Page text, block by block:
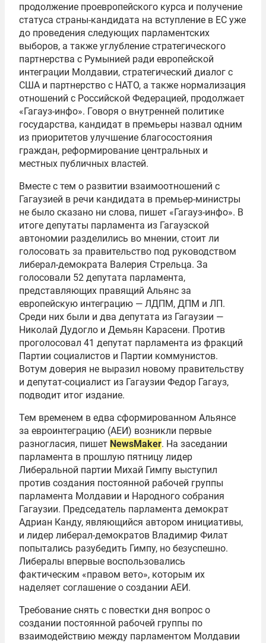
продолжение проевропейского курса и получение
статуса страны-кандидата на вступление в ЕС уже
до проведения следующих парламентских
выборов, а также углубление стратегического
партнерства с Румынией ради европейской
интеграции Молдавии, стратегический диалог с
США и партнерство с НАТО, а также нормализация
отношений с Российской Федерацией, продолжает
«Гагауз-инфо». Говоря о внутренней политике
государства, кандидат в премьеры назвал одним
из приоритетов улучшение благосостояния
граждан, реформирование центральных и
местных публичных властей.
Вместе с тем о развитии взаимоотношений с
Гагаузией в речи кандидата в премьер-министры
не было сказано ни слова, пишет «Гагауз-инфо». В
итоге депутаты парламента из Гагаузской
автономии разделились во мнении, стоит ли
голосовать за правительство под руководством
либерал-демократа Валерия Стрельца. За
голосовали 52 депутата парламента,
представляющих правящий Альянс за
европейскую интеграцию — ЛДПМ, ДПМ и ЛП.
Среди них были и два депутата из Гагаузии —
Николай Дудогло и Демьян Карасени. Против
проголосовал 41 депутат парламента из фракций
Партии социалистов и Партии коммунистов.
Вотум доверия не выразил новому правительству
и депутат-социалист из Гагаузии Федор Гагауз,
подводит итог издание.
Тем временем в едва сформированном Альянсе
за евроинтеграцию (АЕИ) возникли первые
разногласия, пишет NewsMaker. На заседании
парламента в прошлую пятницу лидер
Либеральной партии Михай Гимпу выступил
против создания постоянной рабочей группы
парламента Молдавии и Народного собрания
Гагаузии. Председатель парламента демократ
Адриан Канду, являющийся автором инициативы,
и лидер либерал-демократов Владимир Филат
попытались разубедить Гимпу, но безуспешно.
Либералы впервые воспользовались
фактическим «правом вето», которым их
наделяет соглашение о создании АЕИ.
Требование снять с повестки дня вопрос о
создании постоянной рабочей группы по
взаимодействию между парламентом Молдавии